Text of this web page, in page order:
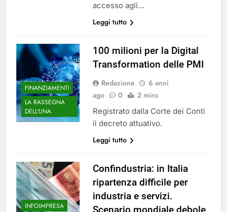
accesso agli…
Leggi tutto
FINANZIAMENTI
LA RASSEGNA
DELL'UNA
100 milioni per la Digital
Transformation delle PMI
Redazione
6 anni
ago
0 2 mins
Registrato dalla Corte dei Conti
il decreto attuativo.
Leggi tutto
INFOIMPRESA
Confindustria: in Italia
ripartenza difficile per
industria e servizi.